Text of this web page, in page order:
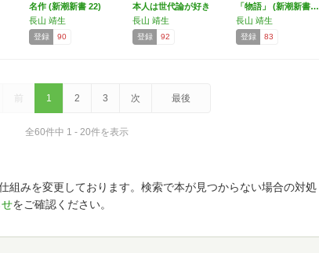
名作 (新潮新書 22)
長山 靖生
登録 90
本人は世代論が好き
な…
長山 靖生
登録 92
「物語」 (新潮新書…
長山 靖生
登録 83
前 1 2 3 次 最後
全60件中 1 - 20件を表示
組みを変更しております。検索で本が見つからない場合の対処
をご確認ください。